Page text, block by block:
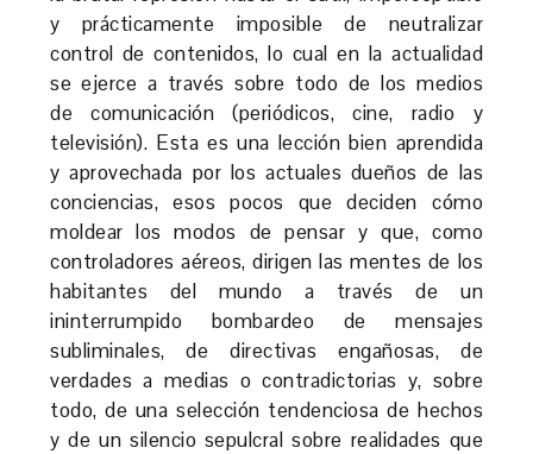
y prácticamente imposible de neutralizar
control de contenidos, lo cual en la actualidad
se ejerce a través sobre todo de los medios
de comunicación (periódicos, cine, radio y
televisión). Esta es una lección bien aprendida
y aprovechada por los actuales dueños de las
conciencias, esos pocos que deciden cómo
moldear los modos de pensar y que, como
controladores aéreos, dirigen las mentes de los
habitantes del mundo a través de un
ininterrumpido bombardeo de mensajes
subliminales, de directivas engañosas, de
verdades a medias o contradictorias y, sobre
todo, de una selección tendenciosa de hechos
y de un silencio sepulcral sobre realidades que